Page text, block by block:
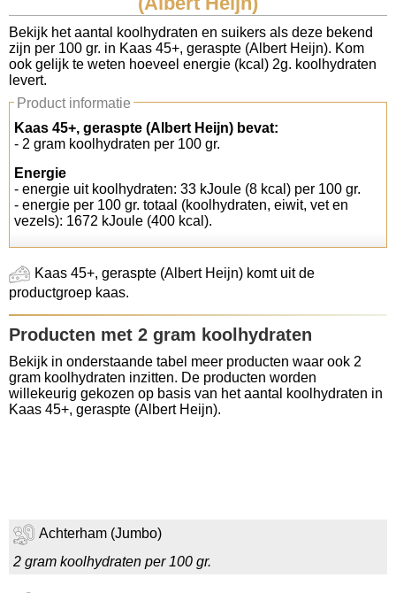
Koolhydraten tellen
Links
Bekijk het aantal koolhydraten en suikers als deze bekend
zijn per 100 gr. in Kaas 45+, geraspte (Albert Heijn). Kom
ook gelijk te weten hoeveel energie (kcal) 2g. koolhydraten
levert.
Product informatie
Kaas 45+, geraspte (Albert Heijn) bevat:
- 2 gram koolhydraten per 100 gr.
Energie
- energie uit koolhydraten: 33 kJoule (8 kcal) per 100 gr.
- energie per 100 gr. totaal (koolhydraten, eiwit, vet en
vezels): 1672 kJoule (400 kcal).
Kaas 45+, geraspte (Albert Heijn) komt uit de
productgroep kaas.
Producten met 2 gram koolhydraten
Bekijk in onderstaande tabel meer producten waar ook 2
gram koolhydraten inzitten. De producten worden
willekeurig gekozen op basis van het aantal koolhydraten in
Kaas 45+, geraspte (Albert Heijn).
Achterham (Jumbo)
2 gram koolhydraten per 100 gr.